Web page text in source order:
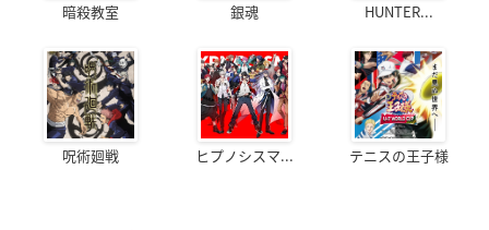
暗殺教室 銀魂 HUNTER...
呪術廻戦 ヒプノシスマ... テニスの王子様